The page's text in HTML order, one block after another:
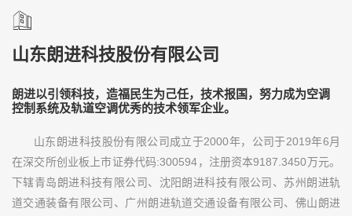
山东朗进科技股份有限公司
朗进以引领科技，造福民生为己任，技术报国，努力成为空调
控制系统及轨道空调优秀的技术领军企业。
山东朗进科技股份有限公司成立于2000年，公司于2019年6月
在深交所创业板上市证券代码:300594，注册资本9187.3450万元。
下辖青岛朗进科技有限公司、沈阳朗进科技有限公司、苏州朗进轨
道交通装备有限公司、广州朗进轨道交通设备有限公司、佛山朗进